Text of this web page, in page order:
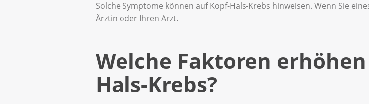
Solche Symptome können auf Kopf-Hals-Krebs hinweisen. Wenn Sie
Ärztin oder Ihren Arzt.
Welche Faktoren
Hals-Krebs?